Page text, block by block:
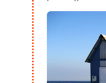
les collines
salants pour
après le grand
sud-est du